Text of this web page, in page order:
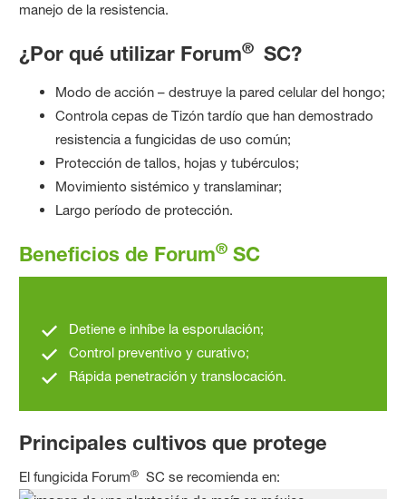
manejo de la resistencia.
¿Por qué utilizar Forum® SC?
Modo de acción – destruye la pared celular del hongo;
Controla cepas de Tizón tardío que han demostrado
resistencia a fungicidas de uso común;
Protección de tallos, hojas y tubérculos;
Movimiento sistémico y translaminar;
Largo período de protección.
Beneficios de Forum® SC
Detiene e inhíbe la esporulación;
Control preventivo y curativo;
Rápida penetración y translocación.
Principales cultivos que protege
El fungicida Forum® SC se recomienda en: